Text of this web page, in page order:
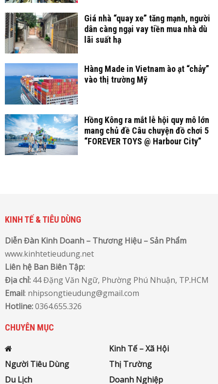
Giá nhà “quay xe” tăng mạnh, người
dân càng ngại vay tiền mua nhà dù
lãi suất hạ
Hàng Made in Vietnam ào ạt “chảy”
vào thị trường Mỹ
Hồng Kông ra mắt lễ hội quy mô lớn
mang chủ đề Câu chuyện đồ chơi 5
“FOREVER TOYS @ Harbour City”
KINH TẾ & TIÊU DÙNG
Diễn Đàn Kinh Doanh – Thương Hiệu – Sản Phẩm
www.kinhtetieudung.net
Liên hệ Ban Biên Tập:
Địa chỉ: 44 Đặng Văn Ngữ, Phường Phú Nhuận, TP.HCM
Email: nhipsongtieudung@gmail.com
Hotline:0364.655.326
CHUYÊN MỤC
Kinh Tế – Xã Hội
Người Tiêu Dùng
Thị Trường
Du Lịch
Doanh Nghiệp